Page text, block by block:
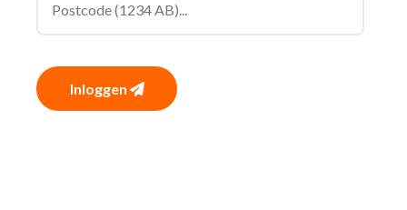
Inloggen